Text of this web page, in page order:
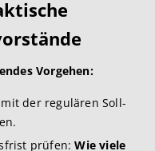
Vorgehen:
der regulären Soll-
prüfen:Wie viele